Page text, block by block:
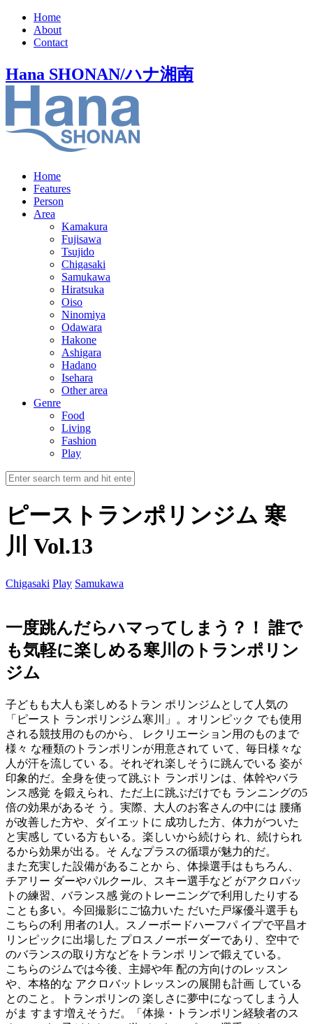
Home
About
Contact
Hana SHONAN/ハナ湘南
Home
Features
Person
Area
Kamakura
Fujisawa
Tsujido
Chigasaki
Samukawa
Hiratsuka
Oiso
Ninomiya
Odawara
Hakone
Ashigara
Hadano
Isehara
Other area
Genre
Food
Living
Fashion
Play
ピーストランポリンジム 寒
川 Vol.13
Chigasaki Play Samukawa
一度跳んだらハマってしまう？！ 誰で
も気軽に楽しめる寒川のトランポリン
ジム
子どもも大人も楽しめるトラン ポリンジムとして人気の
「ピースト ランポリンジム寒川」。オリンピック でも使用
される競技用のものから、 レクリエーション用のものまで
様々 な種類のトランポリンが用意されて いて、毎日様々な
人が汗を流してい る。それぞれ楽しそうに跳んでいる 姿が
印象的だ。全身を使って跳ぶト ランポリンは、体幹やバラ
ンス感覚 を鍛えられ、ただ上に跳ぶだけでも ランニングの5
倍の効果があるそ う。実際、大人のお客さんの中には 腰痛
が改善した方や、ダイエットに 成功した方、体力がついた
と実感し ている方もいる。楽しいから続けら れ、続けられ
るから効果が出る。そ んなプラスの循環が魅力的だ。
また充実した設備があることか ら、体操選手はもちろん、
チアリー ダーやパルクール、スキー選手など がアクロバッ
トの練習、バランス感 覚のトレーニングで利用したりする
ことも多い。今回撮影にご協力いた だいた戸塚優斗選手も
こちらの利 用者の1人。スノーボードハーフパ イプで平昌オ
リンピックに出場した プロスノーボーダーであり、空中で
のバランスの取り方などをトランポ リンで鍛えている。
こちらのジムでは今後、主婦や年 配の方向けのレッスン
や、本格的な アクロバットレッスンの展開も計画 している
とのこと。トランポリンの 楽しさに夢中になってしまう人
がま すます増えそうだ。「体操・トランポリン経験者のス